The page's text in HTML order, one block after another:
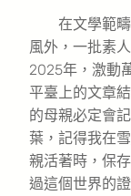
在文學範
風外，一批素
2025年，激動
平臺上的文章
的母親必定會
葉，記得我在雪
親活著時，保
過這個世界的